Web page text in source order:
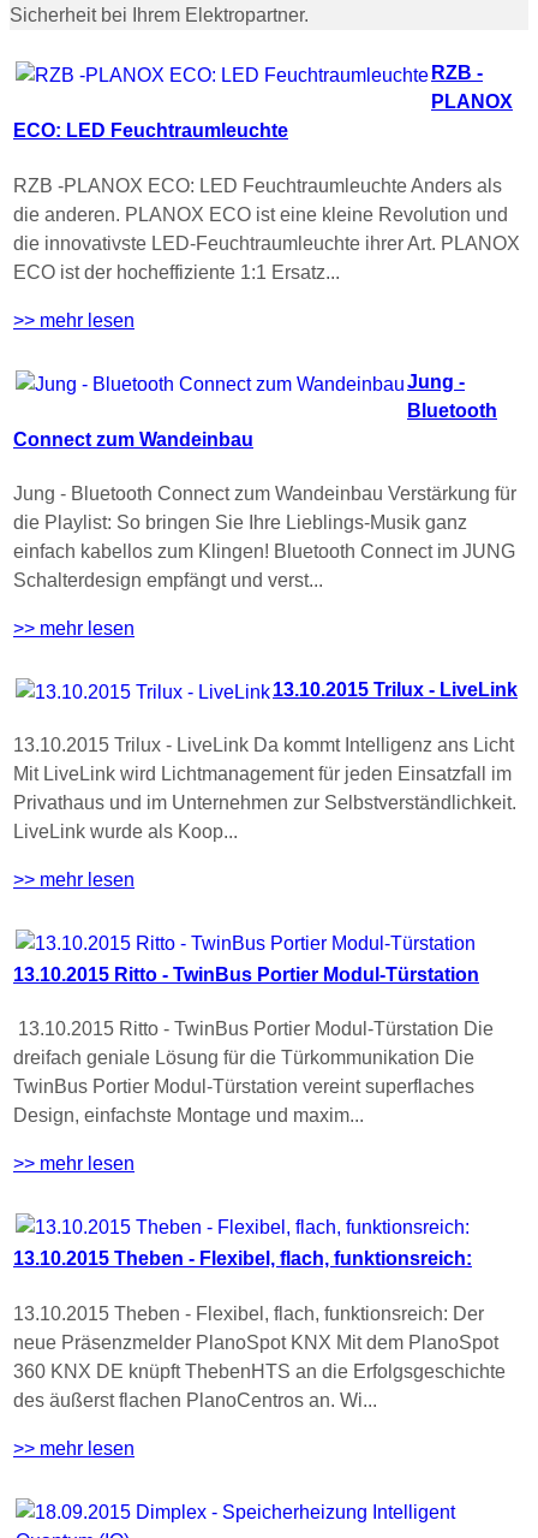
Sicherheit bei Ihrem Elektropartner.
RZB -
PLANOX
ECO: LED Feuchtraumleuchte
RZB -PLANOX ECO: LED Feuchtraumleuchte Anders als
die anderen. PLANOX ECO ist eine kleine Revolution und
die innovativste LED-Feuchtraumleuchte ihrer Art. PLANOX
ECO ist der hocheffiziente 1:1 Ersatz...
>> mehr lesen
Jung -
Bluetooth
Connect zum Wandeinbau
Jung - Bluetooth Connect zum Wandeinbau Verstärkung für
die Playlist: So bringen Sie Ihre Lieblings-Musik ganz
einfach kabellos zum Klingen! Bluetooth Connect im JUNG
Schalterdesign empfängt und verst...
>> mehr lesen
13.10.2015 Trilux - LiveLink
13.10.2015 Trilux - LiveLink Da kommt Intelligenz ans Licht
Mit LiveLink wird Lichtmanagement für jeden Einsatzfall im
Privathaus und im Unternehmen zur Selbstverständlichkeit.
LiveLink wurde als Koop...
>> mehr lesen
13.10.2015 Ritto - TwinBus Portier Modul-Türstation
13.10.2015 Ritto - TwinBus Portier Modul-Türstation Die
dreifach geniale Lösung für die Türkommunikation Die
TwinBus Portier Modul-Türstation vereint superflaches
Design, einfachste Montage und maxim...
>> mehr lesen
13.10.2015 Theben - Flexibel, flach, funktionsreich:
13.10.2015 Theben - Flexibel, flach, funktionsreich: Der
neue Präsenzmelder PlanoSpot KNX Mit dem PlanoSpot
360 KNX DE knüpft ThebenHTS an die Erfolgsgeschichte
des äußerst flachen PlanoCentros an. Wi...
>> mehr lesen